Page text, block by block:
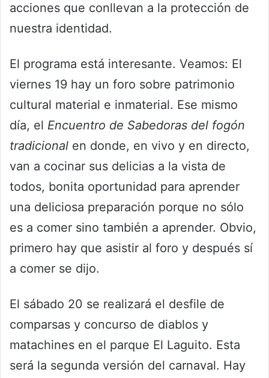
acciones que conllevan a la protección de
nuestra identidad.
El programa está interesante. Veamos: El
viernes 19 hay un foro sobre patrimonio
cultural material e inmaterial. Ese mismo
día, el Encuentro de Sabedoras del fogón
tradicional en donde, en vivo y en directo,
van a cocinar sus delicias a la vista de
todos, bonita oportunidad para aprender
una deliciosa preparación porque no sólo
es a comer sino también a aprender. Obvio,
primero hay que asistir al foro y después sí
a comer se dijo.
El sábado 20 se realizará el desfile de
comparsas y concurso de diablos y
matachines en el parque El Laguito. Esta
será la segunda versión del carnaval. Hay